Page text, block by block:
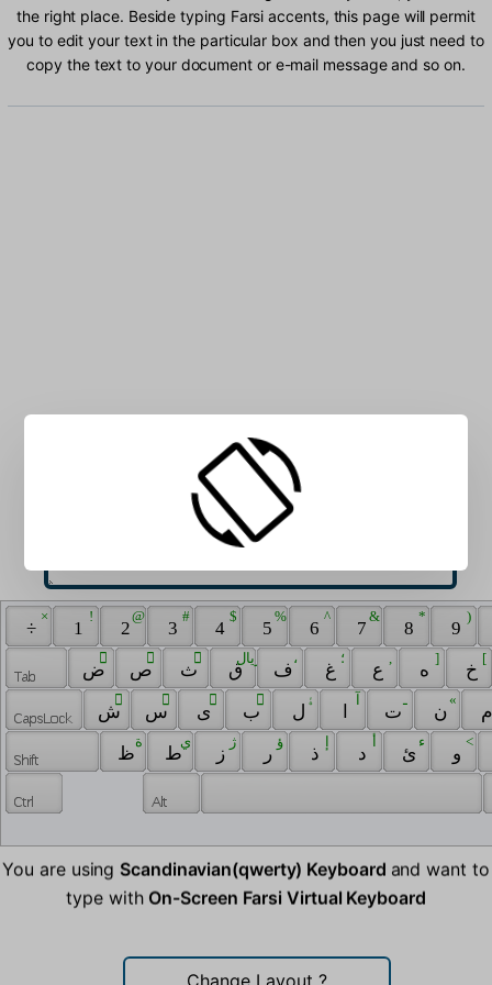
the right place. Beside typing Farsi accents, this page will permit
you to edit your text in the particular box and then you just need to
copy the text to your document or e-mail message and so on.
Type Farsi characters into the box:
÷
×
1
!
2
@
3
#
4
$
5
%
6
^
7
&
8
*
9
)
ض
ً
ص
ٌ
ث
ٍ
ق ف
، ] [
ش
َ
س
ُ
ی
ِ
ب
ّ
ل ت ن
«
ظ ط ز ر ئ
<
You are using Scandinavian(qwerty) Keyboard and want to
type with On-Screen Farsi Virtual Keyboard
Change Layout ?